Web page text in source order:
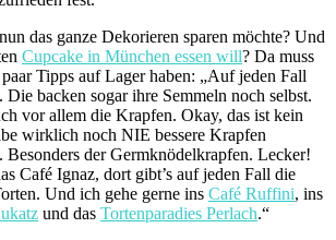
das ganze Dekorieren sparen möchte? Und
Cupcake in München essen will? Da muss
Tipps auf Lager haben: „Auf jeden Fall
. Die backen sogar ihre Semmeln noch selbst.
vor allem die Krapfen. Okay, das ist kein
wirklich noch NIE bessere Krapfen
Besonders der Germknödelkrapfen. Lecker!
Café Ignaz, dort gibt’s auf jeden Fall die
Und ich gehe gerne ins Café Ruffini, ins
und das Tortenparadies Perlach.“